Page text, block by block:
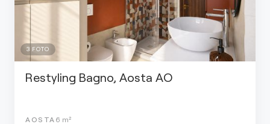
3 FOTO
Restyling Bagno, Aosta AO
AOSTA 6 m²